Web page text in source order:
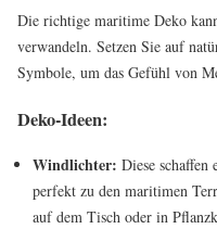
Die richtige maritime Deko
verwandeln. Setzen Sie auf
Symbole, um das Gefühl von
Deko-Ideen:
Windlichter: Diese schaffen
perfekt zu den maritimen
auf dem Tisch oder in